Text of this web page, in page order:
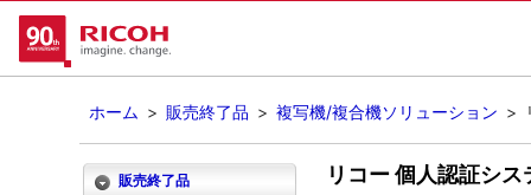
ホーム > 販売終了品 > 複写機/複合機ソリューション >
リコー 個人認証シ
販売終了品